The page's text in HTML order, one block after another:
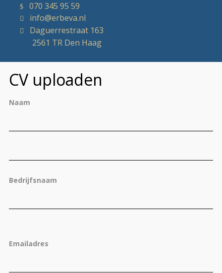
070 345 95 59
info@erbeva.nl
Daguerrestraat 163
2561 TR Den Haag
CV uploaden
Naam
Bedrijfsnaam
Emailadres